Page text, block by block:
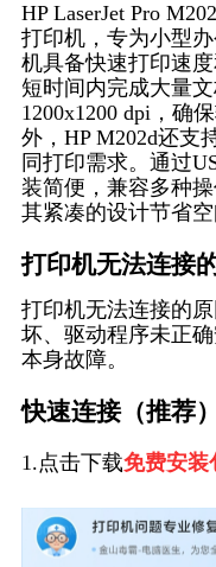
HP LaserJet Pro
打印机，专为小型
机具备快速打印速
短时间内完成大量
1200x1200 dpi，确
外，HP M202d还支
同打印需求。通过
装简便，兼容多种操
其紧凑的设计节省
打印机无法连接
打印机无法连接的
坏、驱动程序未正
本身故障。
快速连接（推荐）
1.点击下载免费安装